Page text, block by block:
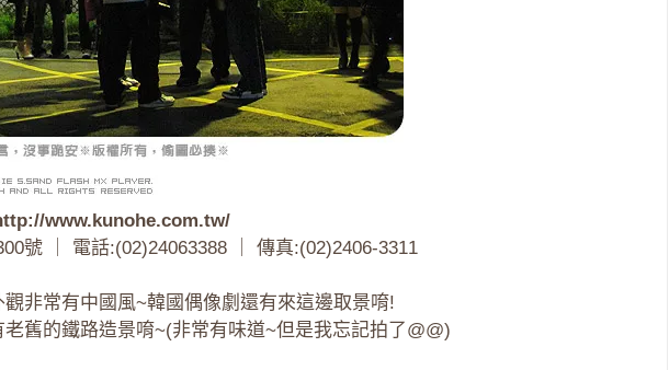
www.kunohe.com.tw/
號 ｜ 電話:(02)24063388 ｜ 傳真:(02)2406-3311
非常有中國風~韓國偶像劇還有來這邊取景唷!
舊的鐵路造景唷~(非常有味道~但是我忘記拍了@@)